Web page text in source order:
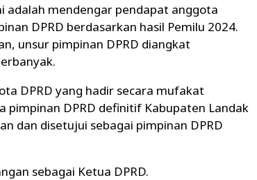
adalah mendengar pendapat anggota
DPRD berdasarkan hasil Pemilu 2024.
unsur pimpinan DPRD diangkat
DPRD yang hadir secara mufakat
DPRD definitif Kabupaten Landak
dan disetujui sebagai pimpinan DPRD
sebagai Ketua DPRD.